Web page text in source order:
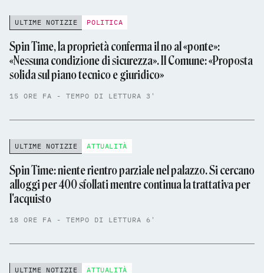
ULTIME NOTIZIE POLITICA
Spin Time, la proprietà conferma il no al «ponte»:
«Nessuna condizione di sicurezza». Il Comune: «Proposta
solida sul piano tecnico e giuridico»
15 ORE FA - TEMPO DI LETTURA 3'
ULTIME NOTIZIE ATTUALITÀ
Spin Time: niente rientro parziale nel palazzo. Si cercano
alloggi per 400 sfollati mentre continua la trattativa per
l'acquisto
18 ORE FA - TEMPO DI LETTURA 6'
ULTIME NOTIZIE ATTUALITÀ